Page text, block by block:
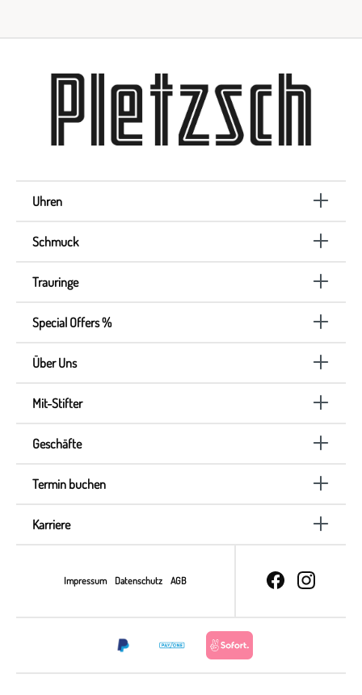
Uhren
Schmuck
Trauringe
Special Offers %
Über Uns
Mit-Stifter
Geschäfte
Termin buchen
Karriere
Impressum Datenschutz AGB